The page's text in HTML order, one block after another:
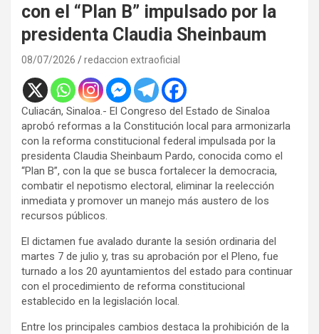
con el “Plan B” impulsado por la
presidenta Claudia Sheinbaum
08/07/2026 redaccion extraoficial
Culiacán, Sinaloa.- El Congreso del Estado de Sinaloa
aprobó reformas a la Constitución local para armonizarla
con la reforma constitucional federal impulsada por la
presidenta Claudia Sheinbaum Pardo, conocida como el
“Plan B”, con la que se busca fortalecer la democracia,
combatir el nepotismo electoral, eliminar la reelección
inmediata y promover un manejo más austero de los
recursos públicos.
El dictamen fue avalado durante la sesión ordinaria del
martes 7 de julio y, tras su aprobación por el Pleno, fue
turnado a los 20 ayuntamientos del estado para continuar
con el procedimiento de reforma constitucional
establecido en la legislación local.
Entre los principales cambios destaca la prohibición de la